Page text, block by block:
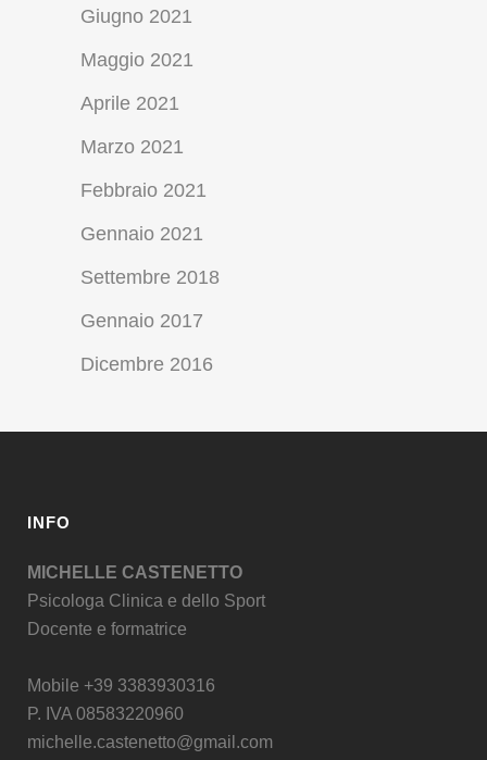
Giugno 2021
Maggio 2021
Aprile 2021
Marzo 2021
Febbraio 2021
Gennaio 2021
Settembre 2018
Gennaio 2017
Dicembre 2016
INFO
MICHELLE CASTENETTO
Psicologa Clinica e dello Sport
Docente e formatrice
Mobile +39 3383930316
P. IVA 08583220960
michelle.castenetto@gmail.com